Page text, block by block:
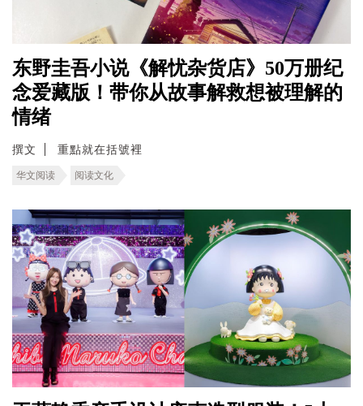
东野圭吾小说《解忧杂货店》50万册纪
念爱藏版！带你从故事解救想被理解的
情绪
撰文 重點就在括號裡
华文阅读 阅读文化